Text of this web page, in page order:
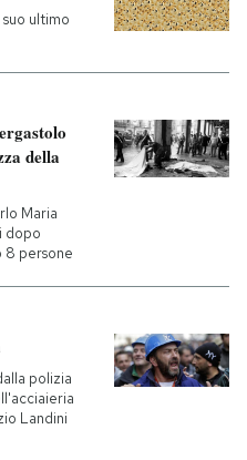
ultimo
della
Maria
dopo
8 persone
polizia
Landini